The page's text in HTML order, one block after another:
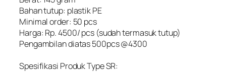
Bahan tutup: plastik PE
Minimal order: 50 pcs
Harga: Rp. 4500/ pcs (sudah termasuk tutup)
Pengambilan diatas 500pcs @4300
Spesifikasi Produk Type SR: